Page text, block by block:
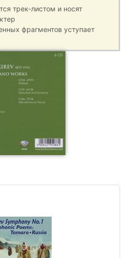
трек-листом и носят
фрагментов уступает